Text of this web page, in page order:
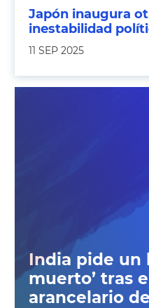
Japón inaugura
inestabilidad
11 SEP 2025
India pide un
muerto’ tras
arancelario